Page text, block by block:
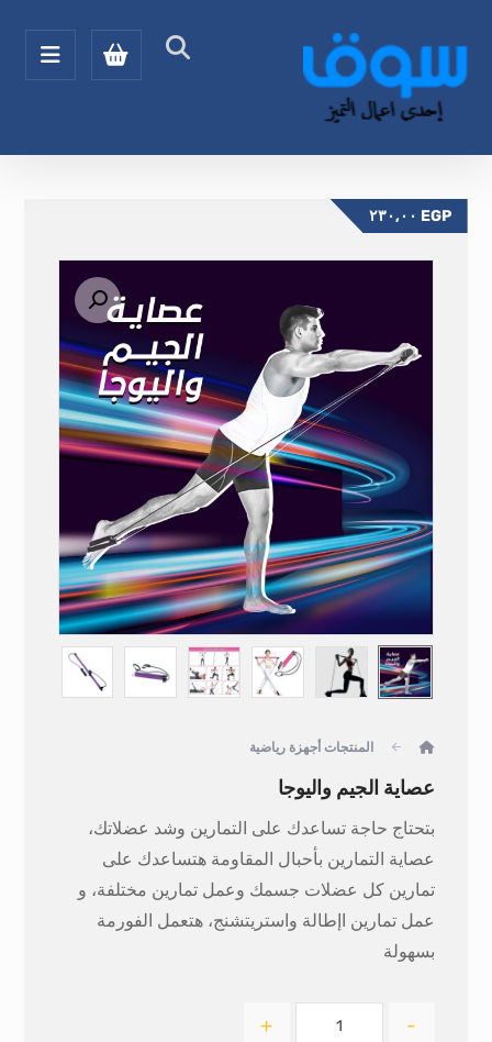
تكبير الصورة
المنتجات أجهزة رياضية
عصاية الجيم واليوجا
EGP
بتحتاج حاجة تساعدك على التمارين وشد عضلاتك،
عصاية التمارين بأحبال المقاومة هتساعدك على
تمارين كل عضلات جسمك وعمل تمارين مختلفة، و
عمل تمارين اإطالة واستريتشنج، هتعمل الفورمة
بسهولة
-
+